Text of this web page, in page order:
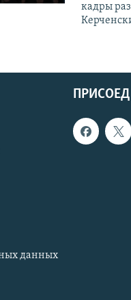
кадры
данных